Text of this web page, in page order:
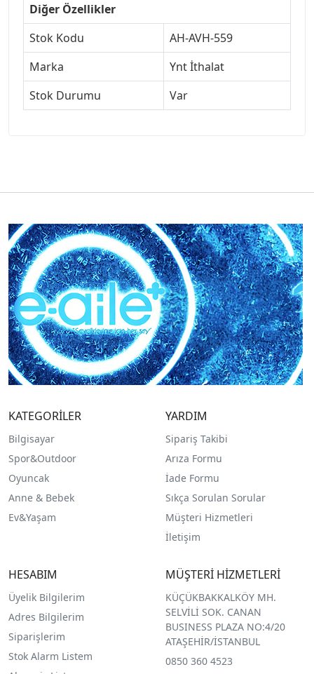
Diğer Özellikler
Stok Kodu
AH-AVH-559
Marka
Ynt İthalat
Stok Durumu
Var
KATEGORİLER
Bilgisayar
Spor&Outdoor
Oyuncak
Anne & Bebek
Ev&Yaşam
YARDIM
Sipariş Takibi
Arıza Formu
İade Formu
Sıkça Sorulan Sorular
Müşteri Hizmetleri
İletişim
HESABIM
Üyelik Bilgilerim
Adres Bilgilerim
Siparişlerim
Stok Alarm Listem
MÜŞTERİ HİZMETLERİ
KÜÇÜKBAKKALKÖY MH.
SELVİLİ SOK. CANAN
BUSINESS PLAZA NO:4/20
ATAŞEHİR/İSTANBUL
0850 360 4523